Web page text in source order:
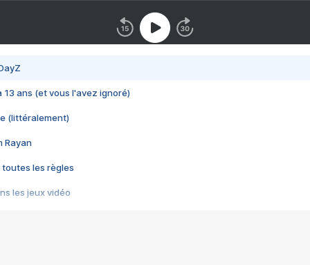
13 ans (et vous l'avez ignoré)
(littéralement)
Rayan
toutes les règles
les jeux vidéo